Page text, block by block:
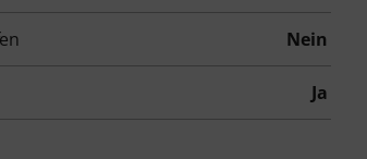
Nein
Ja